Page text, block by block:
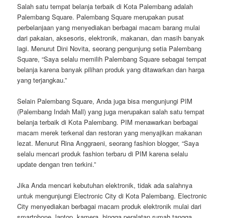
Salah satu tempat belanja terbaik di Kota Palembang adalah
Palembang Square. Palembang Square merupakan pusat
perbelanjaan yang menyediakan berbagai macam barang mulai
dari pakaian, aksesoris, elektronik, makanan, dan masih banyak
lagi. Menurut Dini Novita, seorang pengunjung setia Palembang
Square, “Saya selalu memilih Palembang Square sebagai tempat
belanja karena banyak pilihan produk yang ditawarkan dan harga
yang terjangkau.”
Selain Palembang Square, Anda juga bisa mengunjungi PIM
(Palembang Indah Mall) yang juga merupakan salah satu tempat
belanja terbaik di Kota Palembang. PIM menawarkan berbagai
macam merek terkenal dan restoran yang menyajikan makanan
lezat. Menurut Rina Anggraeni, seorang fashion blogger, “Saya
selalu mencari produk fashion terbaru di PIM karena selalu
update dengan tren terkini.”
Jika Anda mencari kebutuhan elektronik, tidak ada salahnya
untuk mengunjungi Electronic City di Kota Palembang. Electronic
City menyediakan berbagai macam produk elektronik mulai dari